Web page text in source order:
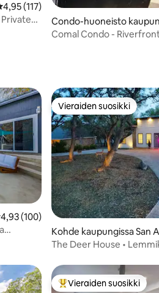
arvio 4,95/5, 117
4,95 (117)
Condo-huoneisto
ssa New Braunfels
Comal Condo -
arvio 4,93/5, 100
4,93 (100)
Vieraiden suosikki
Vieraiden suosikki
Kohde kaupungissa San
onio
The Deer House •
Vieraiden suosikkien
Vieraiden suosikki